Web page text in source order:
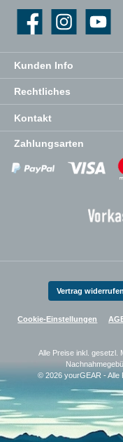
Kunden Info
Rechtliches
Kontakt
Instagram YouTube
Zahlungsarten
Vertrag widerrufen
Cookie-Einstellungen
Alle Preise inkl. gesetzl.
© 2026 yourGEAR - Alle